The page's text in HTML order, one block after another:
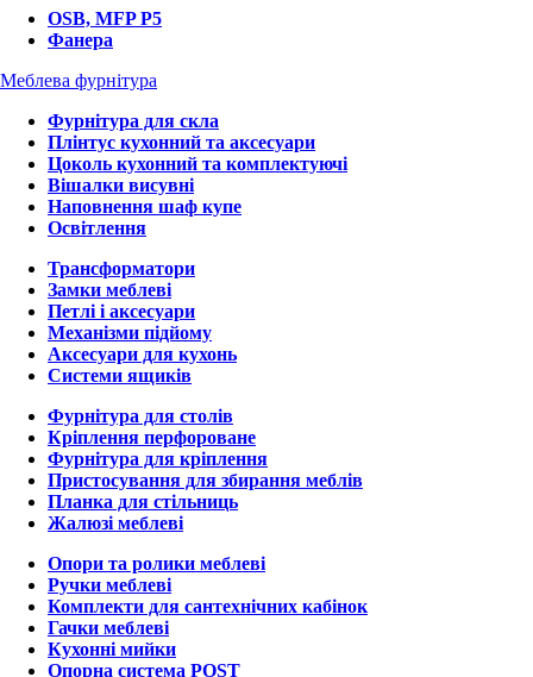
OSB, MFP P5
Фанера
Меблева фурнітура
Фурнітура для скла
Плінтус кухонний та аксесуари
Цоколь кухонний та комплектуючі
Вішалки висувні
Наповнення шаф купе
Освітлення
Трансформатори
Замки меблеві
Петлі і аксесуари
Механізми підйому
Аксесуари для кухонь
Системи ящиків
Фурнітура для столів
Кріплення перфороване
Фурнітура для кріплення
Пристосування для збирання меблів
Планка для стільниць
Жалюзі меблеві
Опори та ролики меблеві
Ручки меблеві
Комплекти для сантехнічних кабінок
Гачки меблеві
Кухонні мийки
Опорна система POST